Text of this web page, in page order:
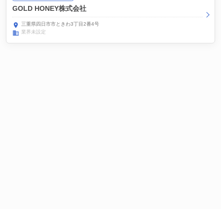
GOLD HONEY株式会社
三重県四日市市ときわ3丁目2番4号
業界未設定